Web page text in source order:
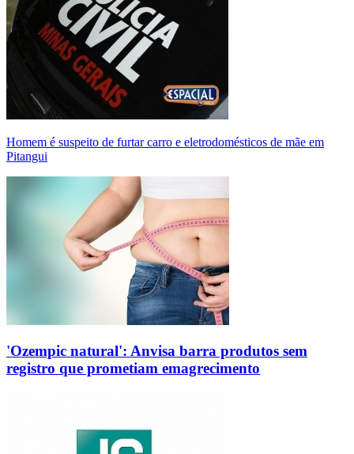
Homem é suspeito de furtar carro e eletrodomésticos de mãe em
Pitangui
'Ozempic natural': Anvisa barra produtos sem
registro que prometiam emagrecimento